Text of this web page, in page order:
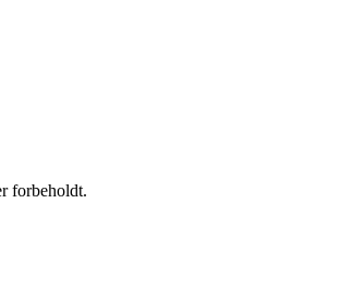
forbeholdt.